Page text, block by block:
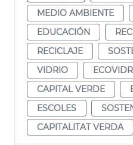
MEDIO AMBIENTE
EDUCACIÓN
RECICLAJE
VIDRIO
CAPITAL VERDE
ESCOLES
CAPITALITAT VERDA